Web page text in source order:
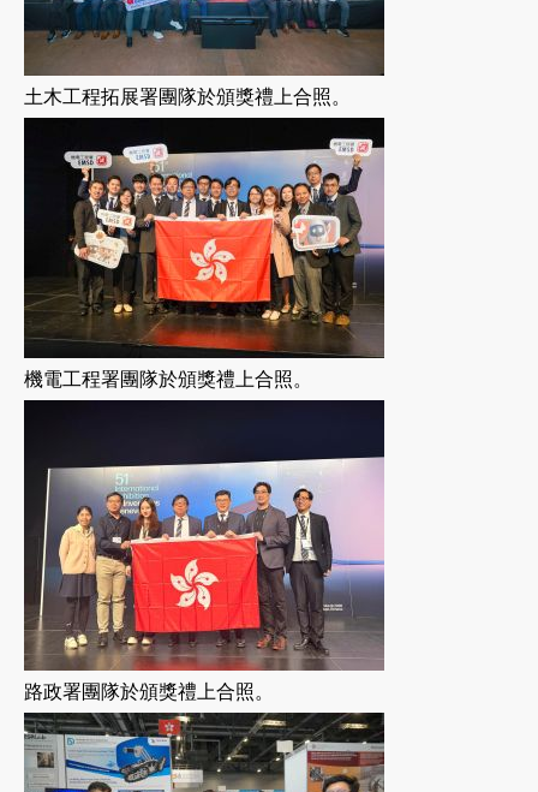
土木工程拓展署團隊於頒獎禮上合照。
機電工程署團隊於頒獎禮上合照。
路政署團隊於頒獎禮上合照。